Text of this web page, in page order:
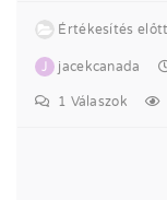
J jacekcanada
1 Válaszok